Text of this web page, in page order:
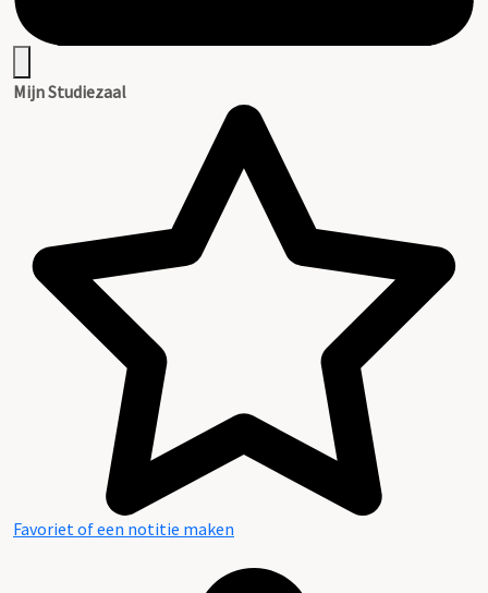
Mijn Studiezaal
Favoriet of een notitie maken